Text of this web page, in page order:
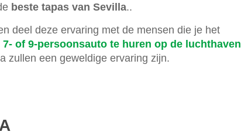
beste tapas van Sevilla..
deel deze ervaring met de mensen die je het
7- of 9-persoonsauto te huren op de luchthaven
zullen een geweldige ervaring zijn.